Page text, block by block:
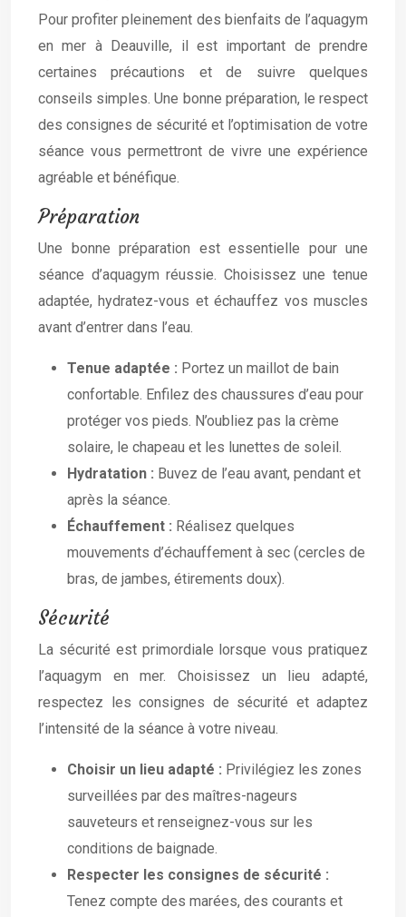
Pour profiter pleinement des bienfaits de l’aquagym
en mer à Deauville, il est important de prendre
certaines précautions et de suivre quelques
conseils simples. Une bonne préparation, le respect
des consignes de sécurité et l’optimisation de votre
séance vous permettront de vivre une expérience
agréable et bénéfique.
Préparation
Une bonne préparation est essentielle pour une
séance d’aquagym réussie. Choisissez une tenue
adaptée, hydratez-vous et échauffez vos muscles
avant d’entrer dans l’eau.
Tenue adaptée : Portez un maillot de bain
confortable. Enfilez des chaussures d’eau pour
protéger vos pieds. N’oubliez pas la crème
solaire, le chapeau et les lunettes de soleil.
Hydratation : Buvez de l’eau avant, pendant et
après la séance.
Échauffement : Réalisez quelques
mouvements d’échauffement à sec (cercles de
bras, de jambes, étirements doux).
Sécurité
La sécurité est primordiale lorsque vous pratiquez
l’aquagym en mer. Choisissez un lieu adapté,
respectez les consignes de sécurité et adaptez
l’intensité de la séance à votre niveau.
Choisir un lieu adapté : Privilégiez les zones
surveillées par des maîtres-nageurs
sauveteurs et renseignez-vous sur les
conditions de baignade.
Respecter les consignes de sécurité :
Tenez compte des marées, des courants et